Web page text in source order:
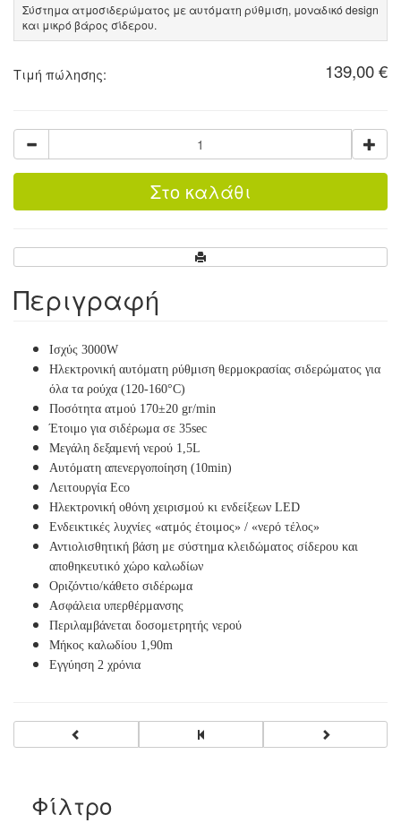
Σύστημα ατμοσιδερώματος με αυτόματη ρύθμιση, μοναδικό design
και μικρό βάρος σίδερου.
Τιμή πώλησης: 139,00 €
Περιγραφή
Ισχύς 3000W
Ηλεκτρονική αυτόματη ρύθμιση θερμοκρασίας σιδερώματος για
όλα τα ρούχα (120-160°C)
Ποσότητα ατμού 170±20 gr/min
Έτοιμο για σιδέρωμα σε 35sec
Μεγάλη δεξαμενή νερού 1,5L
Αυτόματη απενεργοποίηση (10min)
Λειτουργία Eco
Ηλεκτρονική οθόνη χειρισμού κι ενδείξεων LED
Ενδεικτικές λυχνίες «ατμός έτοιμος» / «νερό τέλος»
Αντιολισθητική βάση με σύστημα κλειδώματος σίδερου και
αποθηκευτικό χώρο καλωδίων
Οριζόντιο/κάθετο σιδέρωμα
Ασφάλεια υπερθέρμανσης
Περιλαμβάνεται δοσομετρητής νερού
Μήκος καλωδίου 1,90m
Εγγύηση 2 χρόνια
Φίλτρο